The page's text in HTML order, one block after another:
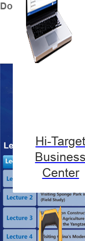
Hi-Target
Business
Center
Dos cursos de